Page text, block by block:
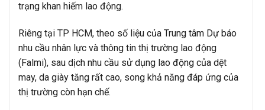
trạng khan hiếm lao động.
Riêng tại TP HCM, theo số liệu của Trung tâm Dự báo
nhu cầu nhân lực và thông tin thị trường lao động
(Falmi), sau dịch nhu cầu sử dụng lao động của dệt
may, da giày tăng rất cao, song khả năng đáp ứng của
thị trường còn hạn chế.